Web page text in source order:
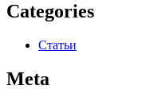
Categories
Статьи
Meta